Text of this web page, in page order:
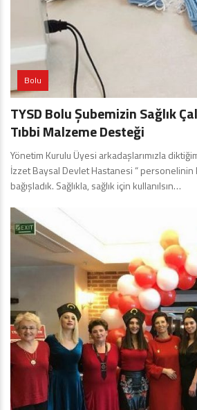
Bolu
TYSD Bolu Şubemizin Sağlık
Tıbbi Malzeme Desteği
Yönetim Kurulu Üyesi arkadaşlarımızla
İzzet Baysal Devlet Hastanesi “ personelinin
bağışladık. Sağlıkla, sağlık için kullanılsın…